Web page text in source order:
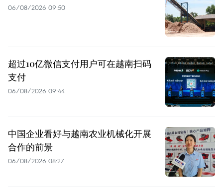
06/08/2026 09:50
超过10亿微信支付用户可在越南扫码
支付
06/08/2026 09:44
中国企业看好与越南农业机械化开展
合作的前景
06/08/2026 08:27